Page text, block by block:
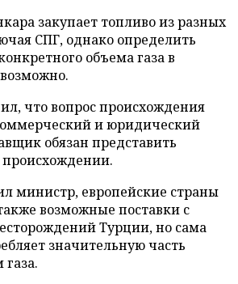
закупает топливо из разных
СПГ, однако определить
объема газа в
что вопрос происхождения
и юридический
обязан представить
министр, европейские страны
возможные поставки с
Турции, но сама
значительную часть